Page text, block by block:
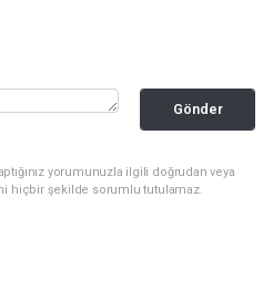
Gönder
yorumunuzla ilgili doğrudan veya
hiçbir şekilde sorumlu tutulamaz.